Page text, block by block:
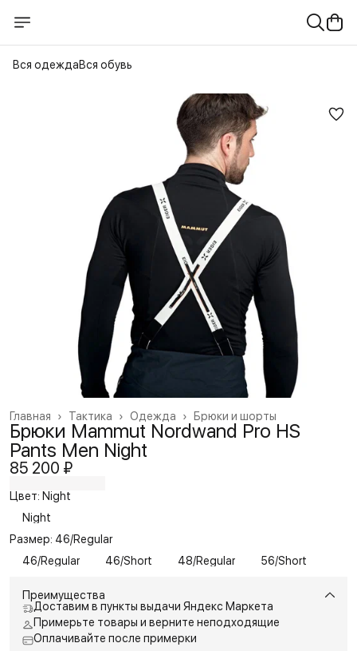
Вся одеждаВся обувь
Брюки и шорты
Одежда ›
Тактика ›
Главная ›
Брюки Mammut Nordwand Pro HS
Pants Men Night
85 200 ₽
Цвет: Night
Night
Размер: 46/Regular
46/Regular
46/Short 48/Regular 56/Short
Преимущества
Доставим в пункты выдачи Яндекс Маркета
Примерьте товары и верните неподходящие
Оплачивайте после примерки